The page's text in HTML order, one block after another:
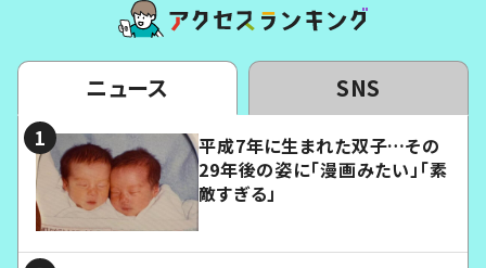
ニュース SNS
平成7年に生まれた双子…その
29年後の姿に「漫画みたい」「素
敵すぎる」